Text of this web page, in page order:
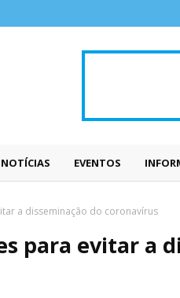
NOTÍCIAS EVENTOS
a disseminação do coronavírus
para evitar a